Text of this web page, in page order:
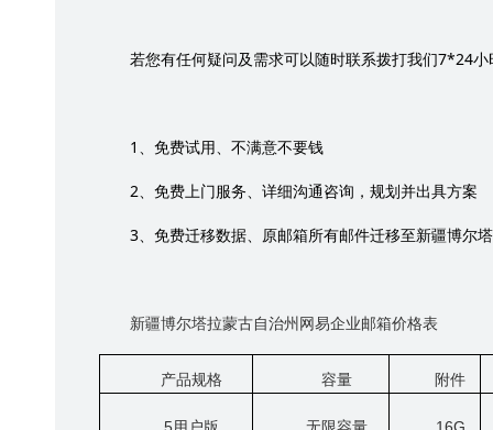
若您有任何疑问及需求可以随时联系拨打我们7*24小
1 、免费试用、不满意不要钱
2 、免费上门服务、详细沟通咨询，规划并出具方案
3 、免费迁移数据、原邮箱所有邮件迁移至新疆博尔
新疆博尔塔拉蒙古自治州网易企业邮箱价格表
产品规格 容量 附件